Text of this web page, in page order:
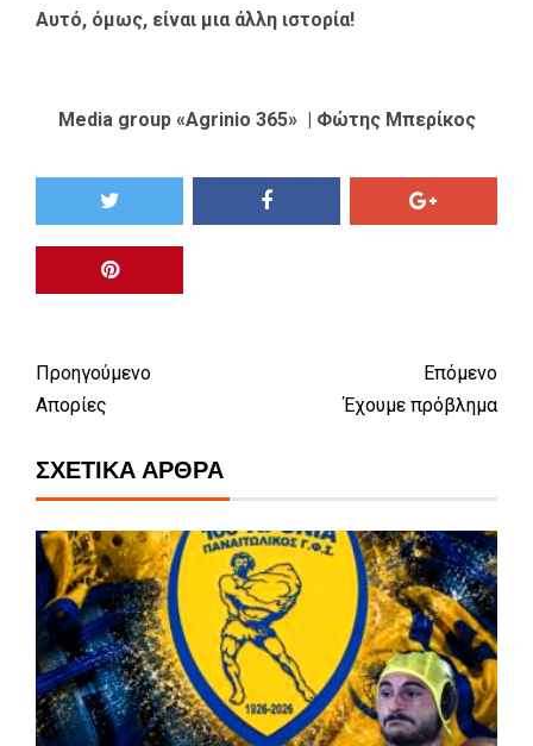
Αυτό, όμως, είναι μια άλλη ιστορία!
Media group «Agrinio 365» | Φώτης Μπερίκος
Προηγούμενο
Απορίες
Επόμενο
Έχουμε πρόβλημα
ΣΧΕΤΙΚΆ ΆΡΘΡΑ